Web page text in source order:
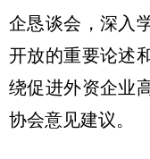
企恳谈会，深入
开放的重要论述
绕促进外资企业
协会意见建议。